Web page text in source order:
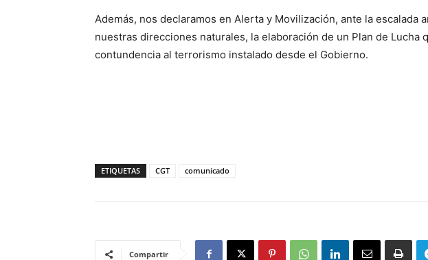
Además, nos declaramos en Alerta y Movilización, ante la escalada
nuestras direcciones naturales, la elaboración de un Plan de Lucha
contundencia al terrorismo instalado desde el Gobierno.
ETIQUETAS CGT comunicado
Compartir